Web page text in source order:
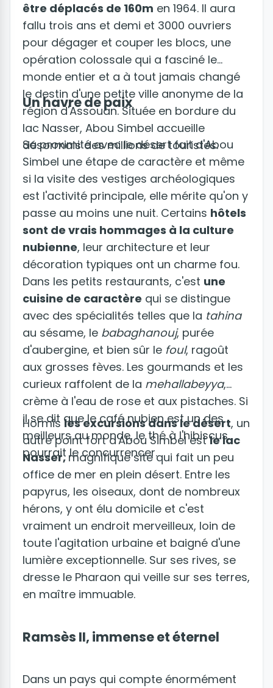
être déplacés de 160m en 1964. Il aura
fallu trois ans et demi et 3000 ouvriers
pour dégager et couper les blocs, une
opération colossale qui a fasciné le
monde entier et a à tout jamais changé
le destin d'une petite ville anonyme de la
région d'Assouan. Située en bordure du
lac Nasser, Abou Simbel accueille
désormais des millions de touristes.
Un havre de paix
Sa proximité avec le désert fait d'Abou
Simbel une étape de caractère et même
si la visite des vestiges archéologiques
est l'activité principale, elle mérite qu'on y
passe au moins une nuit. Certains hôtels
sont de vrais hommages à la culture
nubienne, leur architecture et leur
décoration typiques ont un charme fou.
Dans les petits restaurants, c'est une
cuisine de caractère qui se distingue
avec des spécialités telles que la tahina
au sésame, le babaghanouj, purée
d'aubergine, et bien sûr le foul, ragoût
aux grosses fèves. Les gourmands et les
curieux raffolent de la mehallabeyya,
crème à l'eau de rose et aux pistaches. Si
il se dit que le café nubien est un des
meilleurs au monde, le thé à l'hibiscus
pourrait le concurrencer.
Hormis les excursions dans le désert, un
autre point fort d'Abou Simbel estle lac
Nasser, magnifique site qui fait un peu
office de mer en plein désert. Entre les
papyrus, les oiseaux, dont de nombreux
hérons, y ont élu domicile et c'est
vraiment un endroit merveilleux, loin de
toute l'agitation urbaine et baigné d'une
lumière exceptionnelle. Sur ses rives, se
dresse le Pharaon qui veille sur ses terres,
en maître immuable.
Ramsès II, immense et éternel
Dans un pays qui compte énormément